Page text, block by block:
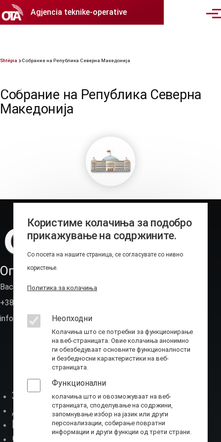
Skip to main content
Agjencia teknike-operative
Breadcrumb
Shtëpia Собрание на Република Северна Македонија
Собрание на Република Северна
Македонија
Собрание на
Република
Северна
Македонија
Оперативно-техничка агенција
Васил Иљоски 6, Скопје (пош.фах 236)
+389 2 310 7582
info@ota.mk
За нас
Директор
Буџет
Соработка
Користиме колачиња за подобро
прикажување на содржините.
Со посета на нашите страница, се согласувате со нивно
користење.
Политика за колачиња
Неопходни
Колачиња што се потребни за функционирање
на веб-страницата. Овие колачиња анонимно
ги обезбедуваат основните функционалности
и безбедносни карактеристики на веб-
страницата.
Функционални
колачиња што и овозможуваат на веб-
страницата, споделување на содржини,
запомнување избор на јазик или други
персонализации, собирање повратни
информации и други функции од трети страни.